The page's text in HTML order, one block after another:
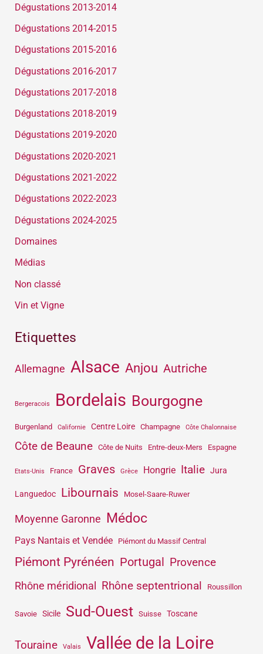
Dégustations 2013-2014
Dégustations 2014-2015
Dégustations 2015-2016
Dégustations 2016-2017
Dégustations 2017-2018
Dégustations 2018-2019
Dégustations 2019-2020
Dégustations 2020-2021
Dégustations 2021-2022
Dégustations 2022-2023
Dégustations 2024-2025
Domaines
Médias
Non classé
Vin et Vigne
Etiquettes
Allemagne Alsace Anjou Autriche
Bergeracois Bordelais Bourgogne
Burgenland Californie Centre Loire Champagne Côte Chalonnaise
Côte de Beaune Côte de Nuits Entre-deux-Mers Espagne
Etats-Unis France Graves Grèce Hongrie Italie Jura
Languedoc Libournais Mosel-Saare-Ruwer
Moyenne Garonne Médoc
Pays Nantais et Vendée Piémont du Massif Central
Piémont Pyrénéen Portugal Provence
Rhône méridional Rhône septentrional Roussillon
Savoie Sicile Sud-Ouest Suisse Toscane
Touraine Valais Vallée de la Loire